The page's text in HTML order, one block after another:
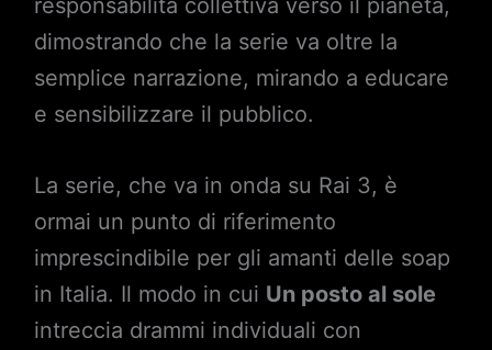
responsabilità collettiva verso il pianeta,
dimostrando che la serie va oltre la
semplice narrazione, mirando a educare
e sensibilizzare il pubblico.
La serie, che va in onda su Rai 3, è
ormai un punto di riferimento
imprescindibile per gli amanti delle soap
in Italia. Il modo in cui Un posto al sole
intreccia drammi individuali con